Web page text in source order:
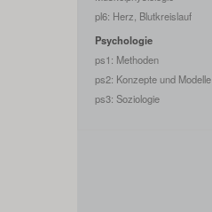
pl6: Herz, Blutkreislauf
Psychologie
ps1: Methoden
ps2: Konzepte und Modelle
ps3: Soziologie